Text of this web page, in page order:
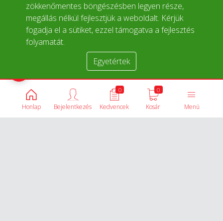
zökkenőmentes böngészésben legyen része,
megállás nélkül fejlesztjük a weboldalt. Kérjük
fogadja el a sütiket, ezzel támogatva a fejlesztés
folyamatát.
Egyetértek
Honlap Menü
0
Kosár
0
Kedvencek
Bejelentkezés
Termékek összehasonlítása